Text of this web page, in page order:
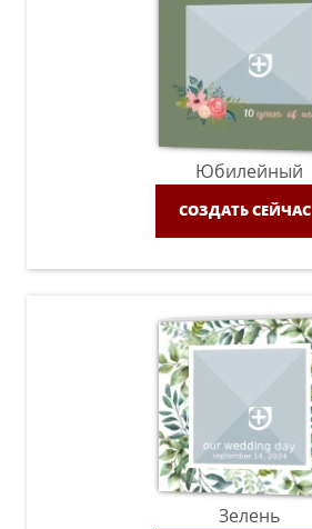
Юбилейный
СОЗДАТЬ СЕЙЧАС
Зелень